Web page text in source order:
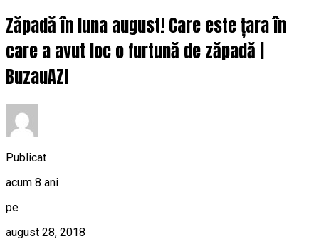
Zăpadă în luna august! Care este țara în
care a avut loc o furtună de zăpadă |
BuzauAZI
Publicat
acum 8 ani
pe
august 28, 2018